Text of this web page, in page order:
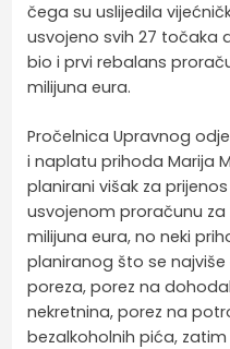
čega su uslijedila
usvojeno svih 27 točaka
bio i prvi rebalans
milijuna eura.
Pročelnica Upravnog
i naplatu prihoda Marija
planirani višak za
usvojenom proračunu za
milijuna eura, no neki
planiranog što se
poreza, porez na
nekretnina, porez na
bezalkoholnih pića,